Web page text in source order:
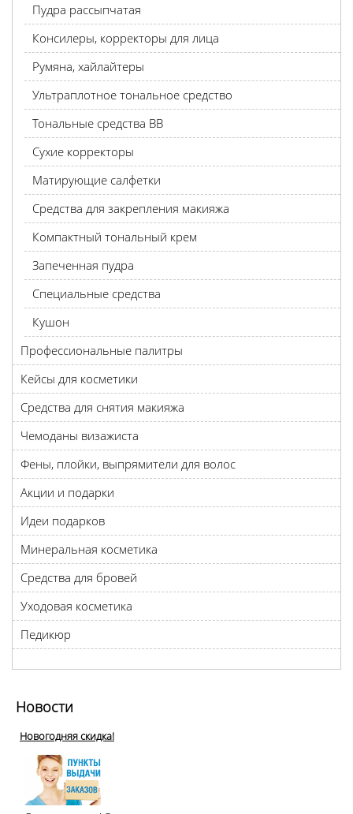
Пудра рассыпчатая
Консилеры, корректоры для лица
Румяна, хайлайтеры
Ультраплотное тональное средство
Тональные средства BB
Сухие корректоры
Матирующие салфетки
Средства для закрепления макияжа
Компактный тональный крем
Запеченная пудра
Специальные средства
Кушон
Профессиональные палитры
Кейсы для косметики
Средства для снятия макияжа
Чемоданы визажиста
Фены, плойки, выпрямители для волос
Акции и подарки
Идеи подарков
Минеральная косметика
Средства для бровей
Уходовая косметика
Педикюр
Новости
Новогодняя скидка!